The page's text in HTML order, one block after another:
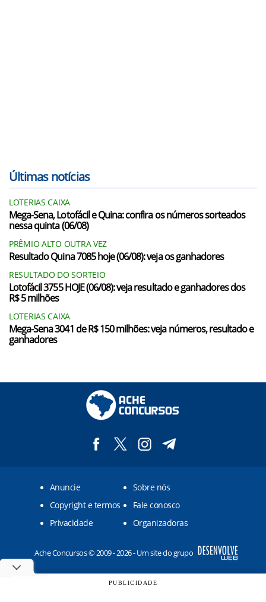
Últimas notícias
LOTERIAS CAIXA
Mega-Sena, Lotofácil e Quina: confira os números sorteados
nessa quinta (06/08)
PRÊMIO ALTO OUTRA VEZ
Resultado Quina 7085 hoje (06/08): veja os ganhadores
RESULTADO DO SORTEIO
Lotofácil 3755 HOJE (06/08): veja resultado e ganhadores dos
R$ 5 milhões
LOTERIAS CAIXA
Mega-Sena 3041 de R$ 150 milhões: veja números, resultado e
ganhadores
Anuncie
Sobre nós
Copyright e termos
Fale conosco
Privacidade
Organizadoras
Ache Concursos © 2009 - 2026 - Um site do grupo
PUBLICIDADE